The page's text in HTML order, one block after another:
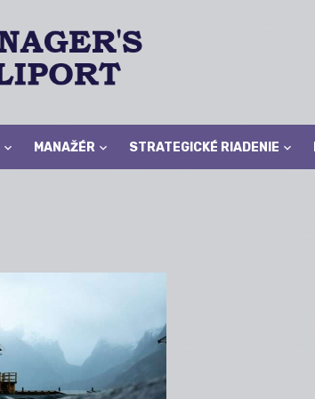
MANAŽÉR STRATEGICKÉ RIADENIE